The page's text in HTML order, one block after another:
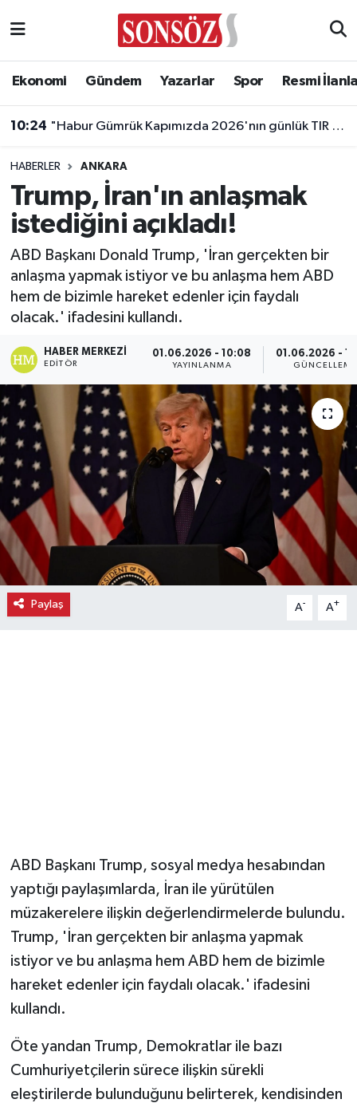
Ekonomi Gündem Yazarlar Spor Resmi
10:24 "Habur Gümrük Kapımızda 2026'nın günlük TIR çıkış rekorunu kırdık"
HABERLER ANKARA
Trump, İran'ın anlaşmak
istediğini açıkladı!
ABD Başkanı Donald Trump, 'İran gerçekten bir
anlaşma yapmak istiyor ve bu anlaşma hem ABD
hem de bizimle hareket edenler için faydalı
olacak.' ifadesini kullandı.
HABER MERKEZI
EDITÖR
01.06.2026 - 10:08
YAYINLANMA
01.06.2026 -
GÜNCELLEME
Paylaş A- A+
ABD Başkanı Trump, sosyal medya hesabından
yaptığı paylaşımlarda, İran ile yürütülen
müzakerelere ilişkin değerlendirmelerde bulundu.
Trump, 'İran gerçekten bir anlaşma yapmak
istiyor ve bu anlaşma hem ABD hem de bizimle
hareket edenler için faydalı olacak.' ifadesini
kullandı.
Öte yandan Trump, Demokratlar ile bazı
Cumhuriyetçilerin sürece ilişkin sürekli
eleştirilerde bulunduğunu belirterek, kendisinden
Asayiş
Çevre
Diğer
Dünya
Eğitim
Ekonomi
Eleman
Emlak
Gündem
Gurme
Haber
Seri İlan
Siyaset
Sokak Hayvanlarını Sahiplendirme
Vasıta
Ankara Nöbetçi Eczaneler
Ankara Trafik Yoğunluk Haritası
Süper Lig Puan Durumu ve Fikstür
Tüm Manşetler
Son Dakika Haberleri
Haber Arşivi